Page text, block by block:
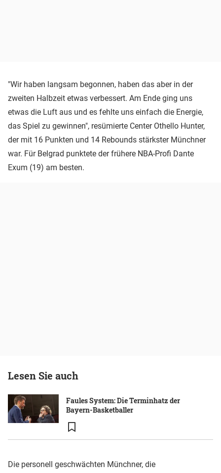
"Wir haben langsam begonnen, haben das aber in der
zweiten Halbzeit etwas verbessert. Am Ende ging uns
etwas die Luft aus und es fehlte uns einfach die Energie,
das Spiel zu gewinnen", resümierte Center Othello Hunter,
der mit 16 Punkten und 14 Rebounds stärkster Münchner
war. Für Belgrad punktete der frühere NBA-Profi Dante
Exum (19) am besten.
Lesen Sie auch
Faules System: Die Terminhatz der
Bayern-Basketballer
Die personell geschwächten Münchner, die